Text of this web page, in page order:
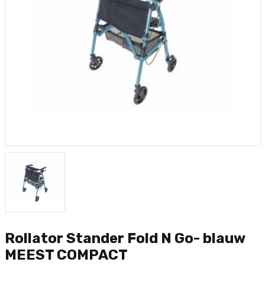
Rollator Stander Fold N Go- blauw
MEEST COMPACT